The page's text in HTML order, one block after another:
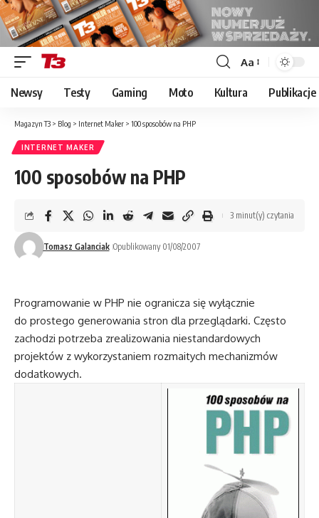
Font
Resizer
Aa
Newsy Testy Gaming Moto Kultura Publikacje
Magazyn T3 > Blog > Internet Maker > 100 sposobów na PHP
INTERNET MAKER
100 sposobów na PHP
Tomasz Galanciak Opublikowany 01/08/2007
3 minut(y) czytania
Programowanie w PHP nie ogranicza się wyłącznie
do prostego generowania stron dla przeglądarki. Często
zachodzi potrzeba zrealizowania niestandardowych
projektów z wykorzystaniem rozmaitych mechanizmów
dodatkowych.